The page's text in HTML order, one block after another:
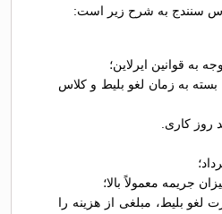
سنندج به شرح زیر است:
به قوانین ایرلاین؛
به زمان لغو بلیط و کلاس
روز کاری.
جریمه معمولاً بالا؛
لغو بلیط، مبلغی از هزینه را